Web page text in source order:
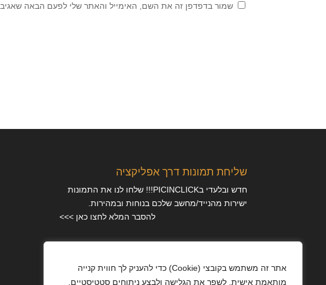
אתר זה משתמש בקובצי (Cookie) כדי להעניק לך חווית קנייה
מותאמת אישית, לשפר את הגלישה ולבצע ניתוחים סטטיסטיים.
שמור בדפדפן זה את השם, האימייל והאתר שלי לפעם הבאה שאגיב.
שליחת תמונות דרך אפליקציה
חדש ובלעדי בPICINCLICK!!! שלחו לנו את התמונות
ישירות מהנייד/מחשב שלכם בנוחות ובמהירות.
להסבר המלא לחצו כאן >>>
מאמרים